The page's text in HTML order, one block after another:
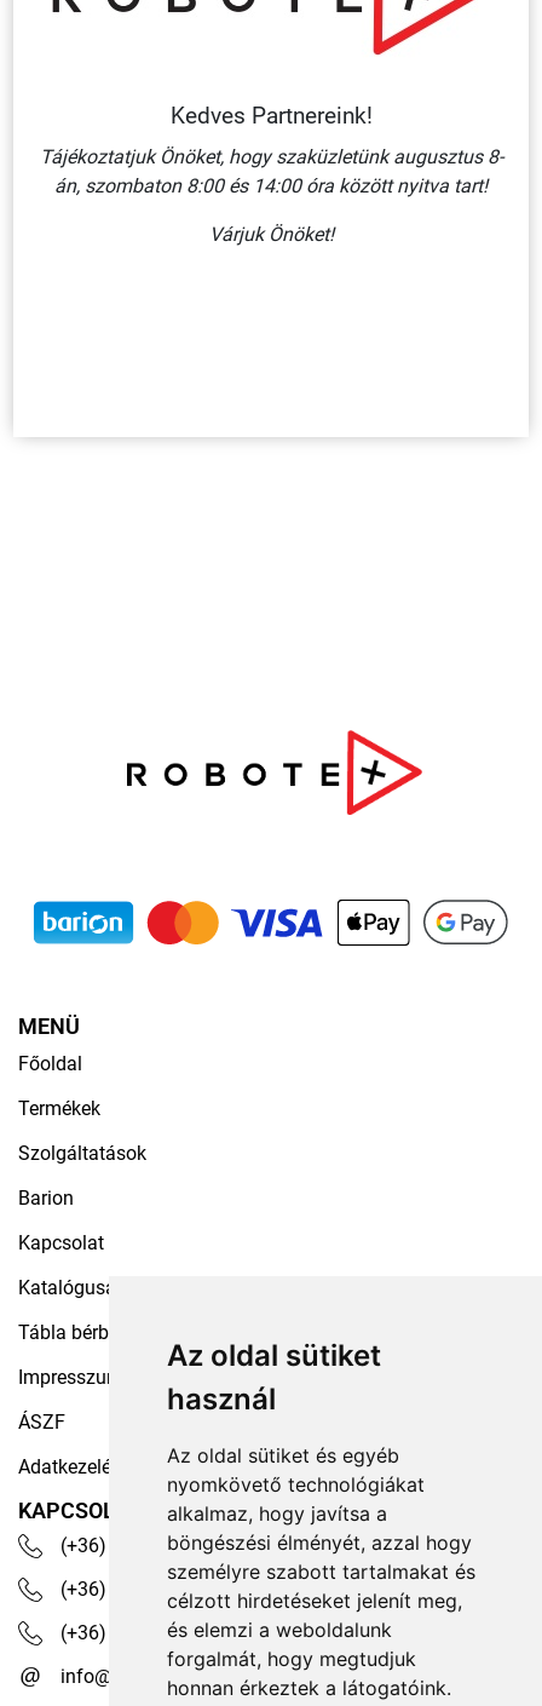
Az oldal sütiket
használ
Az oldal sütiket és egyéb
nyomkövető technológiákat
alkalmaz, hogy javítsa a
böngészési élményét, azzal hogy
személyre szabott tartalmakat és
célzott hirdetéseket jelenít meg,
és elemzi a weboldalunk
forgalmát, hogy megtudjuk
honnan érkeztek a látogatóink.
MENÜ
Főoldal
Termékek
Szolgáltatások
Barion
Kapcsolat
Katalógusaink
Tábla bérbeadás
Impresszum
ÁSZF
Adatkezelési tájékoztató
KAPCSOLAT
(+36) 30 535 4503
(+36) 1 329 7472
(+36) 1 350 1236
info@robotex.hu
Kedves Partnereink!
Tájékoztatjuk Önöket, hogy szaküzletünk augusztus 8-
án, szombaton 8:00 és 14:00 óra között nyitva tart!
Várjuk Önöket!